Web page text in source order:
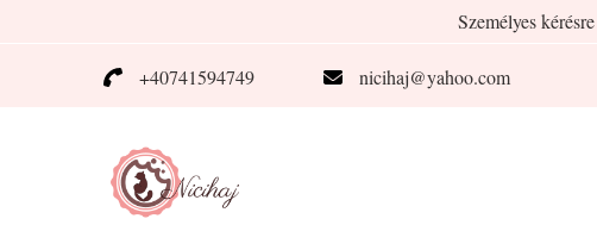
Személyes
+40741594749 nicihaj@yahoo.com